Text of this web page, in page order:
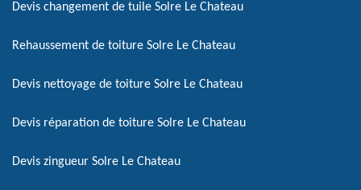
Devis changement de tuile Solre Le Chateau
Rehaussement de toiture Solre Le Chateau
Devis nettoyage de toiture Solre Le Chateau
Devis réparation de toiture Solre Le Chateau
Devis zingueur Solre Le Chateau